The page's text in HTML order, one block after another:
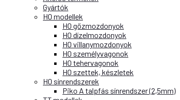
Gyártók
H0 modellek
H0 gőzmozdonyok
H0 dízelmozdonyok
H0 villanymozdonyok
H0 személyvagonok
H0 tehervagonok
H0 szettek, készletek
H0 sínrendszerek
Piko A talpfás sínrendszer (2,5mm)